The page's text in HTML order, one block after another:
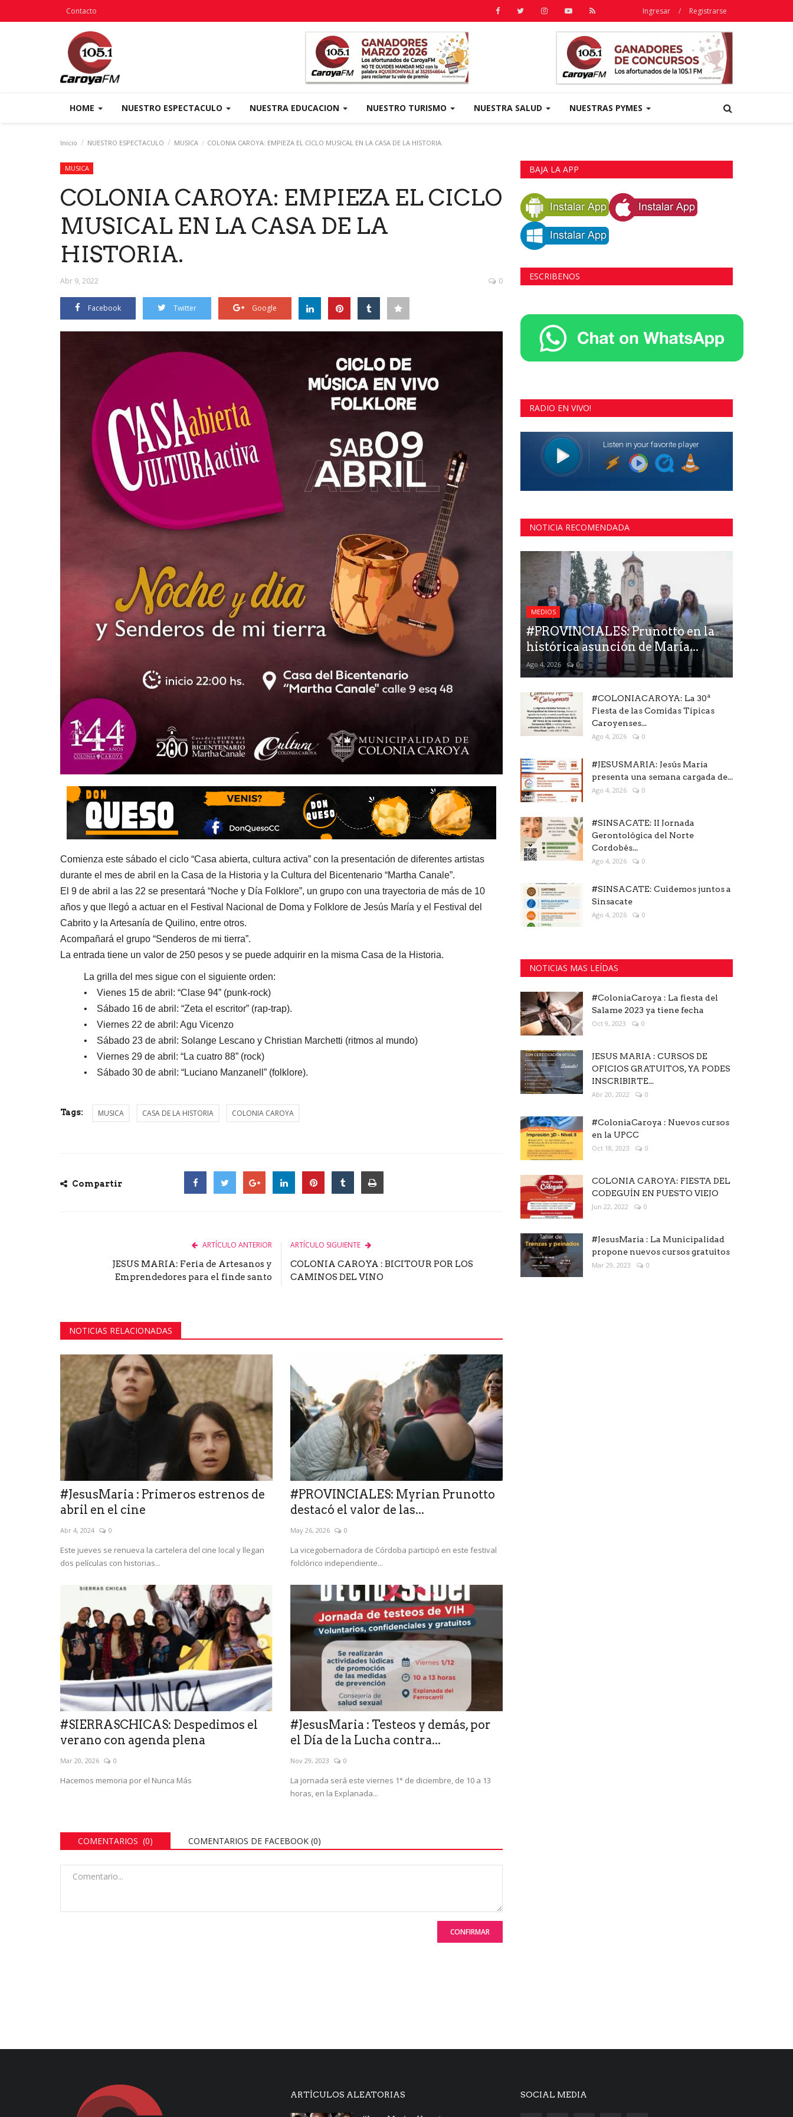
Contacto Ingresar / Registrarse
HOME NUESTRO ESPECTACULO NUESTRA EDUCACION NUESTRO TURISMO NUESTRA SALUD NUESTRAS PYMES
Inicio NUESTRO ESPECTACULO MUSICA COLONIA CAROYA: EMPIEZA EL CICLO MUSICAL EN LA CASA DE LA HISTORIA.
MUSICA
COLONIA CAROYA: EMPIEZA EL CICLO
MUSICAL EN LA CASA DE LA
HISTORIA.
Abr 9, 2022 0
Facebook Twitter Google
Comienza este sábado el ciclo “Casa abierta, cultura activa” con la presentación de diferentes artistas
durante el mes de abril en la Casa de la Historia y la Cultura del Bicentenario “Martha Canale”.
El 9 de abril a las 22 se presentará “Noche y Día Folklore”, un grupo con una trayectoria de más de 10
años y que llegó a actuar en el Festival Nacional de Doma y Folklore de Jesús María y el Festival del
Cabrito y la Artesanía de Quilino, entre otros.
Acompañará el grupo “Senderos de mi tierra”.
La entrada tiene un valor de 250 pesos y se puede adquirir en la misma Casa de la Historia.
La grilla del mes sigue con el siguiente orden:
• Vienes 15 de abril: “Clase 94” (punk-rock)
• Sábado 16 de abril: “Zeta el escritor” (rap-trap).
• Viernes 22 de abril: Agu Vicenzo
• Sábado 23 de abril: Solange Lescano y Christian Marchetti (ritmos al mundo)
• Viernes 29 de abril: “La cuatro 88” (rock)
• Sábado 30 de abril: “Luciano Manzanell” (folklore).
Tags: MUSICA CASA DE LA HISTORIA COLONIA CAROYA
Compartir
ARTÍCULO ANTERIOR
JESUS MARIA: Feria de Artesanos y
Emprendedores para el finde santo
ARTÍCULO SIGUIENTE
COLONIA CAROYA : BICITOUR POR LOS
CAMINOS DEL VINO
NOTICIAS RELACIONADAS
#JesusMaria : Primeros estrenos de
abril en el cine
Abr 4, 2024 0
Este jueves se renueva la cartelera del cine local y llegan
dos películas con historias...
#PROVINCIALES: Myrian Prunotto
destacó el valor de las...
May 26, 2026 0
La vicegobernadora de Córdoba participó en este festival
folclórico independiente...
#SIERRASCHICAS: Despedimos el
verano con agenda plena
Mar 20, 2026 0
Hacemos memoria por el Nunca Más
#JesusMaria : Testeos y demás, por
el Día de la Lucha contra...
Nov 29, 2023 0
La jornada será este viernes 1° de diciembre, de 10 a 13
horas, en la Explanada...
COMENTARIOS (0) COMENTARIOS DE FACEBOOK (0)
CONFIRMAR
BAJA LA APP
ESCRIBENOS
RADIO EN VIVO!
NOTICIA RECOMENDADA
MEDIOS
#PROVINCIALES: Prunotto en la
histórica asunción de María...
Ago 4, 2026 0
#COLONIACAROYA: La 30ª
Fiesta de las Comidas Típicas
Caroyenses...
Ago 4, 2026 0
#JESUSMARIA: Jesús María
presenta una semana cargada de...
Ago 4, 2026 0
#SINSACATE: II Jornada
Gerontológica del Norte
Cordobés...
Ago 4, 2026 0
#SINSACATE: Cuidemos juntos a
Sinsacate
Ago 4, 2026 0
NOTICIAS MAS LEÍDAS
#ColoniaCaroya : La fiesta del
Salame 2023 ya tiene fecha
Oct 9, 2023 0
JESUS MARIA : CURSOS DE
OFICIOS GRATUITOS, YA PODES
INSCRIBIRTE...
Abr 20, 2022 0
#ColoniaCaroya : Nuevos cursos
en la UPCC
Oct 18, 2023 0
COLONIA CAROYA: FIESTA DEL
CODEGUÍN EN PUESTO VIEJO
Jun 22, 2022 0
#JesusMaria : La Municipalidad
propone nuevos cursos gratuitos
Mar 29, 2023 0
ARTÍCULOS ALEATORIAS SOCIAL MEDIA